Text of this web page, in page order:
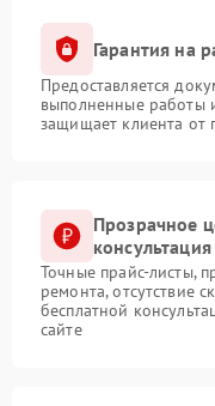
Гарантия на
Предоставляется
выполненные работы
защищает клиента от
Прозрачное
консультация
Точные прайс-листы,
ремонта, отсутствие
бесплатной
сайте